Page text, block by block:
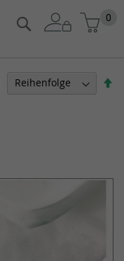
Zum
Inhalt
0
Suche